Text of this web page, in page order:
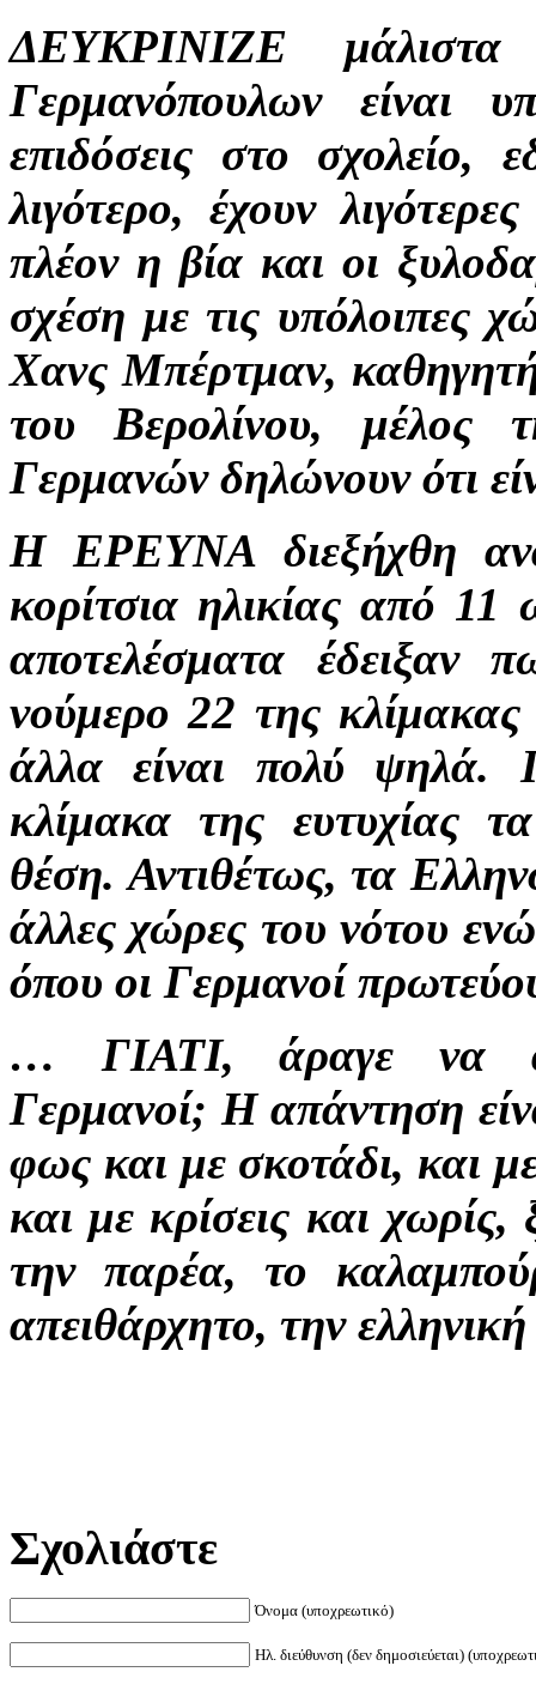
ΔΕΥΚΡΙΝΙΖΕ
Γερμανόπουλων είναι
επιδόσεις στο σχολείο,
λιγότερο, έχουν
πλέον η βία και οι
σχέση με τις υπόλοιπες
Χανς Μπέρτμαν,
του Βερολίνου,
Γερμανών δηλώνουν ότι
Η ΕΡΕΥΝΑ διεξήχθη
κορίτσια ηλικίας από
αποτελέσματα έδειξαν
νούμερο 22 της
άλλα είναι πολύ ψηλά.
κλίμακα της ευτυχίας
θέση. Αντιθέτως, τα
άλλες χώρες του νότου
όπου οι Γερμανοί
… ΓΙΑΤΙ, άραγε να
Γερμανοί; Η απάντηση
φως και με σκοτάδι, και
και με κρίσεις και
την παρέα, το
απειθάρχητο, την
Σχολιάστε
Όνομα (υποχρεωτικό)
Ηλ. διεύθυνση (δεν δημοσιεύεται)